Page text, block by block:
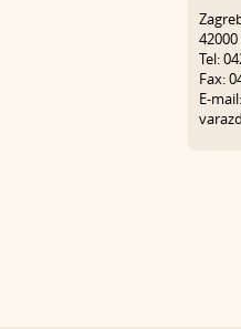
Tel:
Fax:
E-